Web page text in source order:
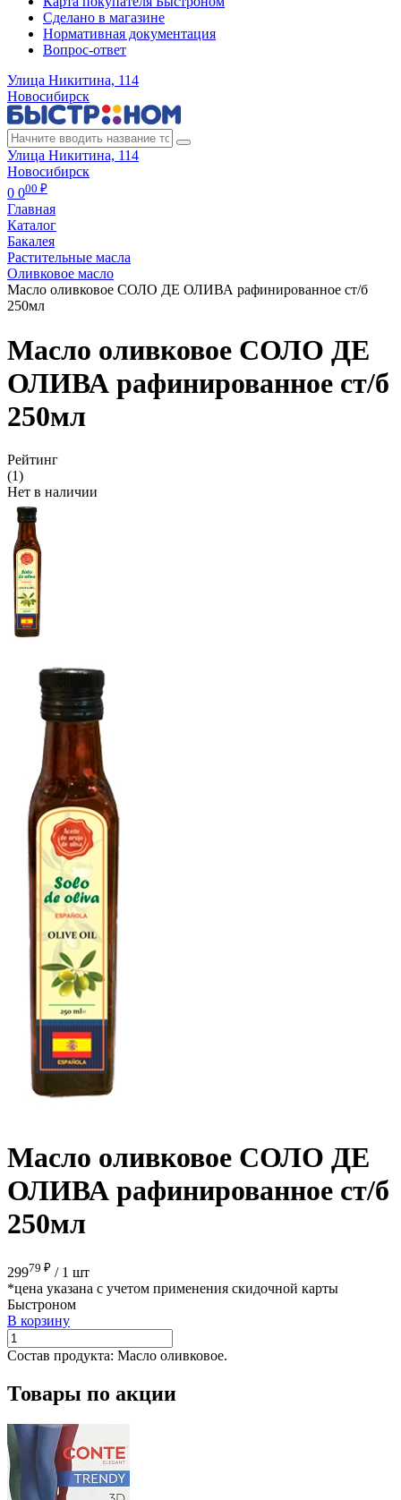
Сделано в магазине
Нормативная документация
Вопрос-ответ
Улица Никитина, 114
Новосибирск
Улица Никитина, 114
Новосибирск
0 000 ₽
Главная
Каталог
Бакалея
Растительные масла
Оливковое масло
Масло оливковое СОЛО ДЕ ОЛИВА рафинированное ст/б
250мл
Масло оливковое СОЛО ДЕ
ОЛИВА рафинированное ст/б
250мл
Рейтинг
(1)
Нет в наличии
Масло оливковое СОЛО ДЕ
ОЛИВА рафинированное ст/б
250мл
29979 ₽ / 1 шт
*цена указана с учетом применения скидочной карты
Быстроном
В корзину
Состав продукта: Масло оливковое.
Товары по акции